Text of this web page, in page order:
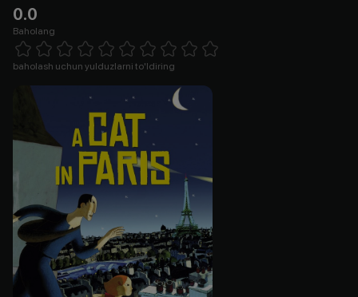
0.0
Baholang
1 Star 2 Stars 3 Stars 4 Stars5 Stars 6 Stars7 Stars8 Stars
baholash uchun yulduzlarni to'ldiring